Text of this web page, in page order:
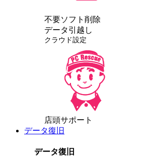
不要ソフト削除
データ引越し
クラウド設定
店頭サポート
データ復旧
データ復旧